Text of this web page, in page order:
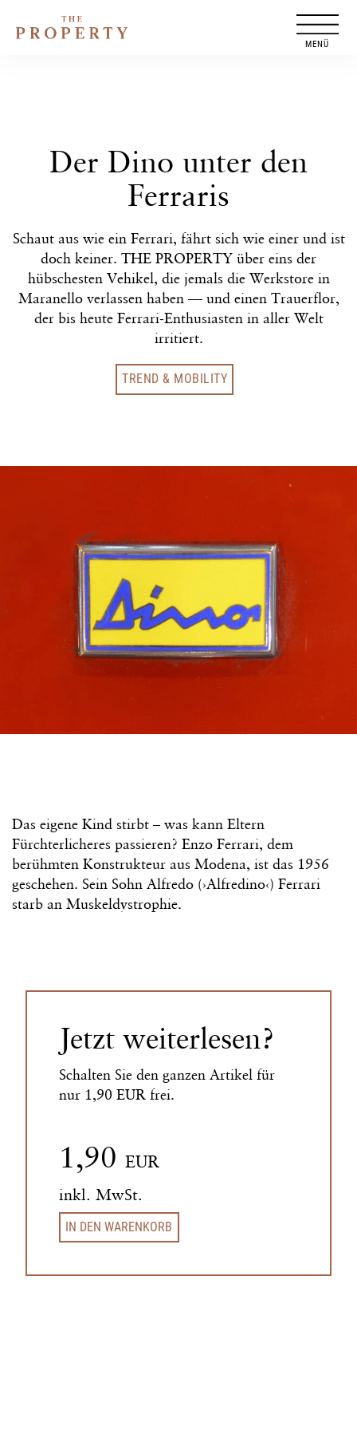
Inhalt
Der Dino unter den
Ferraris
Schaut aus wie ein Ferrari, fährt sich wie einer und ist
doch keiner. THE PROPERTY über eins der
hübschesten Vehikel, die jemals die Werkstore in
Maranello verlassen haben — und einen Trauerflor,
der bis heute Ferrari-Enthusiasten in aller Welt
irritiert.
TREND & MOBILITY
Das eigene Kind stirbt – was kann Eltern
Fürchterlicheres passieren? Enzo Ferrari, dem
berühmten Konstrukteur aus Modena, ist das 1956
geschehen. Sein Sohn Alfredo (›Alfredino‹) Ferrari
starb an Muskeldystrophie.
Jetzt weiterlesen?
Schalten Sie den ganzen Artikel für
nur 1,90 EUR frei.
1,90 EUR
inkl. MwSt.
IN DEN WARENKORB